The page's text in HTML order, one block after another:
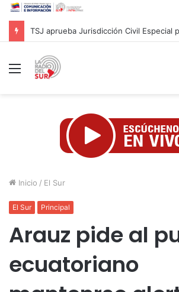
Menú
Inicio / El Sur
El Sur Principal
Arauz pide al
ecuatoriano